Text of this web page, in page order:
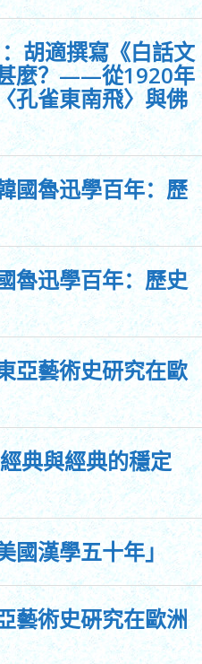
胡適撰寫《白話文
麼？——從1920年
孔雀東南飛〉與佛
國魯迅學百年：歷
魯迅學百年：歷史
亞藝術史研究在歐
典與經典的穩定
國漢學五十年」
藝術史硏究在歐洲